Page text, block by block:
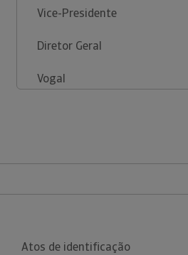
Vice-Presidente
Diretor Geral
Vogal
Atos de identificação